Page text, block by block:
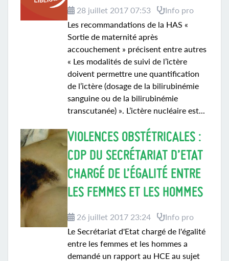
28 juillet 2017 07:53
Info pro
Les recommandations de la HAS «
Sortie de maternité après
accouchement » précisent entre autres
« Les modalités de suivi de l’ictère
doivent permettre une quantification
de l’ictère (dosage de la bilirubinémie
sanguine ou de la bilirubinémie
transcutanée) ». L’ictère nucléaire est...
VIOLENCES OBSTÉTRICALES :
CDP DU SECRÉTARIAT D’ETAT
CHARGÉ DE L’ÉGALITÉ ENTRE
LES FEMMES ET LES HOMMES
26 juillet 2017 23:24
Info pro
Le Secrétariat d'Etat chargé de l'égalité
entre les femmes et les hommes a
demandé un rapport au HCE au sujet